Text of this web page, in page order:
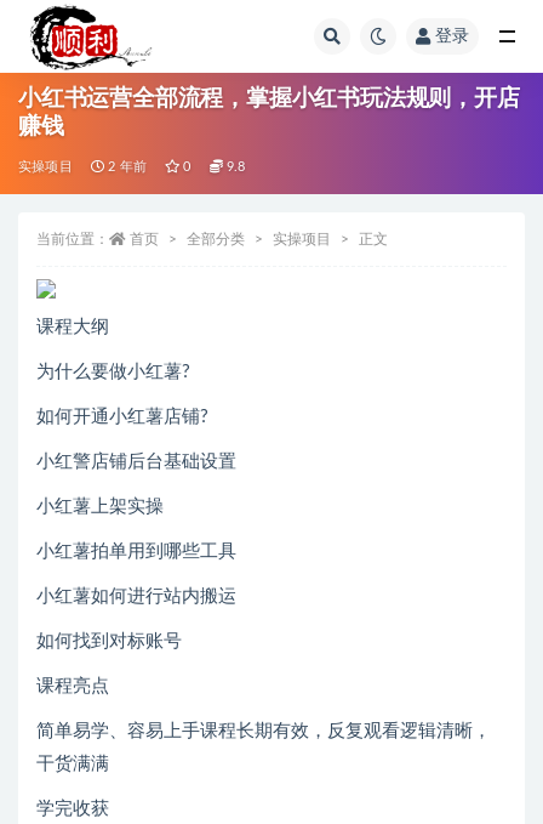
登录
小红书运营全部流程，掌握小红书玩法规则，开店
赚钱
实操项目 2 年前 0 9.8
当前位置： 首页 全部分类 实操项目 正文
课程大纲
为什么要做小红薯?
如何开通小红薯店铺?
小红警店铺后台基础设置
小红薯上架实操
小红薯拍单用到哪些工具
小红薯如何进行站内搬运
如何找到对标账号
课程亮点
简单易学、容易上手课程长期有效，反复观看逻辑清晰，
干货满满
学完收获
全部